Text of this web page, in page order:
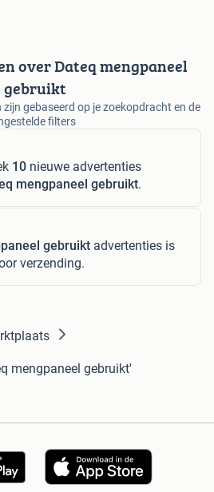
over Dateq mengpaneel
gebruikt
gebaseerd op je zoekopdracht en de
filters
10 nieuwe advertenties
mengpaneel gebruikt.
gebruikt advertenties is
verzending.
mengpaneel gebruikt'